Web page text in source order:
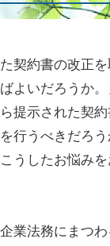
契約書の改正
よいだろうか。
提示された契
行うべきだろう
うしたお悩み
業法務にまつ